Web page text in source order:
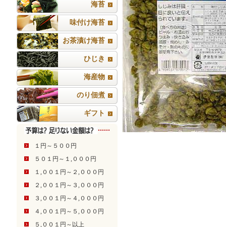
海苔
味付け海苔
お茶漬け海苔
ひじき
海産物
のり佃煮
ギフト
１円～５００円
５０１円～１,０００円
１,００１円～２,０００円
２,００１円～３,０００円
３,００１円～４,０００円
４,００１円～５,０００円
５,００１円～以上